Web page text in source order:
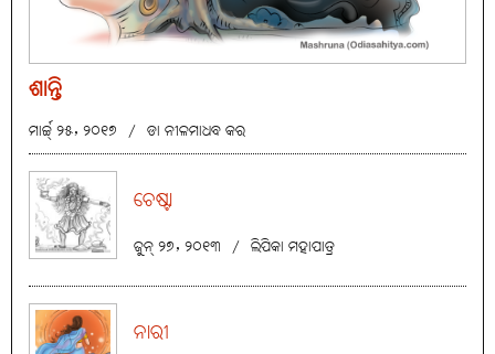
ଶାନ୍ତି
ମାର୍ଚ୍ଚ୍ ୨୫, ୨୦୧୭ / ଡା ନୀଳମାଧବ କର
ଚେଷ୍ଟା
ଜୁନ୍ ୨୭, ୨୦୧୩ / ଲିପିକା ମହାପାତ୍ର
ନାରୀ